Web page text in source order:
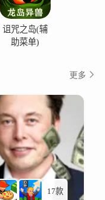
诅咒之岛(辅
助菜单)
更多
17款